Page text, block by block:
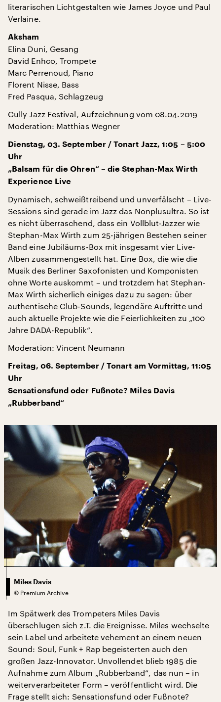
literarischen Lichtgestalten wie James Joyce und Paul
Verlaine.
Aksham
Elina Duni, Gesang
David Enhco, Trompete
Marc Perrenoud, Piano
Florent Nisse, Bass
Fred Pasqua, Schlagzeug
Cully Jazz Festival, Aufzeichnung vom 08.04.2019
Moderation: Matthias Wegner
Dienstag, 03. September / Tonart Jazz, 1:05 – 5:00
Uhr
„Balsam für die Ohren“ – die Stephan-Max Wirth
Experience Live
Dynamisch, schweißtreibend und unverfälscht – Live-
Sessions sind gerade im Jazz das Nonplusultra. So ist
es nicht überraschend, dass ein Vollblut-Jazzer wie
Stephan-Max Wirth zum 25-jährigen Bestehen seiner
Band eine Jubiläums-Box mit insgesamt vier Live-
Alben zusammengestellt hat. Eine Box, die wie die
Musik des Berliner Saxofonisten und Komponisten
ohne Worte auskommt – und trotzdem hat Stephan-
Max Wirth sicherlich einiges dazu zu sagen: über
authentische Club-Sounds, legendäre Auftritte und
auch aktuelle Projekte wie die Feierlichkeiten zu „100
Jahre DADA-Republik“.
Moderation: Vincent Neumann
Freitag, 06. September / Tonart am Vormittag, 11:05
Uhr
Sensationsfund oder Fußnote? Miles Davis
„Rubberband“
Miles Davis
© Premium Archive
Im Spätwerk des Trompeters Miles Davis
überschlugen sich z.T. die Ereignisse. Miles wechselte
sein Label und arbeitete vehement an einem neuen
Sound: Soul, Funk + Rap begeisterten auch den
großen Jazz-Innovator. Unvollendet blieb 1985 die
Aufnahme zum Album „Rubberband“, das nun – in
weiterverarbeiteter Form – veröffentlicht wird. Die
Frage stellt sich: Sensationsfund oder Fußnote?